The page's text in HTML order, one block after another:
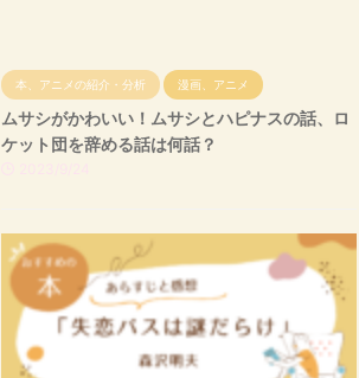
本、アニメの紹介・分析 漫画、アニメ
ムサシがかわいい！ムサシとハピナスの話、ロ
ケット団を辞める話は何話？